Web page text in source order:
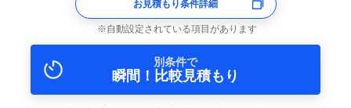
お見積もり条件詳細
自動設定されている項目があります
別条件で
瞬間！比較見積もり